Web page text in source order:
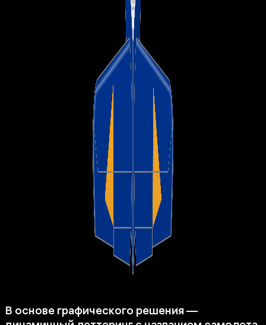
В основе графического решения —